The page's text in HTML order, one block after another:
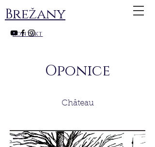
kontakt
Brežany
Oponice
Château